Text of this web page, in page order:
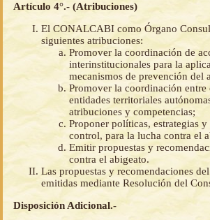
Artículo 4°.- (Atribuciones)
El CONALCABI como Órgano
siguientes atribuciones:
Promover la coordinación de
interinstitucionales para la
mecanismos de prevención del
Promover la coordinación
entidades territoriales
atribuciones y competencias;
Proponer políticas, estrategias y
control, para la lucha contra el
Emitir propuestas y
contra el abigeato.
Las propuestas y recomendaciones
emitidas mediante Resolución del
Disposición Adicional.-